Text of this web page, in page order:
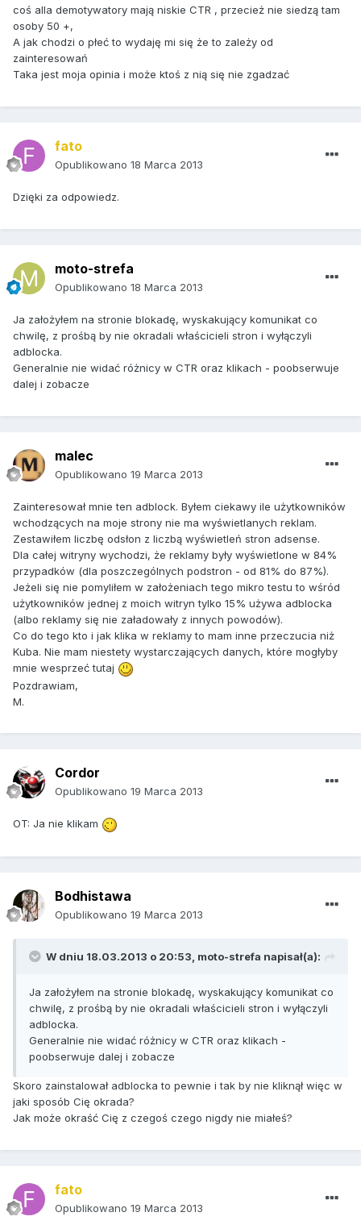
coś alla demotywatory mają niskie CTR , przecież nie siedzą tam
osoby 50 +,
A jak chodzi o płeć to wydaję mi się że to zależy od
zainteresowań
Taka jest moja opinia i może ktoś z nią się nie zgadzać
fato
Opublikowano 18 Marca 2013
Dzięki za odpowiedz.
moto-strefa
Opublikowano 18 Marca 2013
Ja założyłem na stronie blokadę, wyskakujący komunikat co
chwilę, z prośbą by nie okradali właścicieli stron i wyłączyli
adblocka.
Generalnie nie widać różnicy w CTR oraz klikach - poobserwuje
dalej i zobacze
malec
Opublikowano 19 Marca 2013
Zainteresował mnie ten adblock. Byłem ciekawy ile użytkowników
wchodzących na moje strony nie ma wyświetlanych reklam.
Zestawiłem liczbę odsłon z liczbą wyświetleń stron adsense.
Dla całej witryny wychodzi, że reklamy były wyświetlone w 84%
przypadków (dla poszczególnych podstron - od 81% do 87%).
Jeżeli się nie pomyliłem w założeniach tego mikro testu to wśród
użytkowników jednej z moich witryn tylko 15% używa adblocka
(albo reklamy się nie załadowały z innych powodów).
Co do tego kto i jak klika w reklamy to mam inne przeczucia niż
Kuba. Nie mam niestety wystarczających danych, które mogłyby
mnie wesprzeć tutaj
Pozdrawiam,
M.
Cordor
Opublikowano 19 Marca 2013
OT: Ja nie klikam
Bodhistawa
Opublikowano 19 Marca 2013
W dniu 18.03.2013 o 20:53, moto-strefa napisał(a):
Ja założyłem na stronie blokadę, wyskakujący komunikat co
chwilę, z prośbą by nie okradali właścicieli stron i wyłączyli
adblocka.
Generalnie nie widać różnicy w CTR oraz klikach -
poobserwuje dalej i zobacze
Skoro zainstalował adblocka to pewnie i tak by nie kliknął więc w
jaki sposób Cię okrada?
Jak może okraść Cię z czegoś czego nigdy nie miałeś?
fato
Opublikowano 19 Marca 2013